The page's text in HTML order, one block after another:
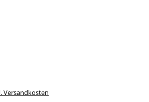
Versandkosten